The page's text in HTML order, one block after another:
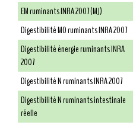
EM ruminants INRA 2007 (MJ)
Digestibilité MO ruminants INRA 2007
Digestibilité énergie ruminants INRA
2007
Digestibilité N ruminants INRA 2007
Digestibilité N ruminants intestinale
réelle